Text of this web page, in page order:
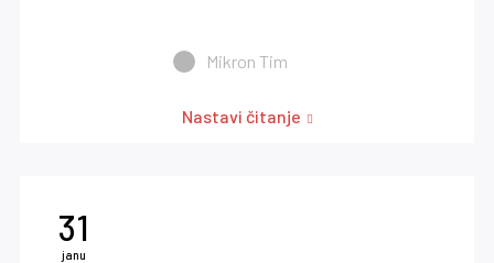
Mikron Tim
Nastavi čitanje
31
janu